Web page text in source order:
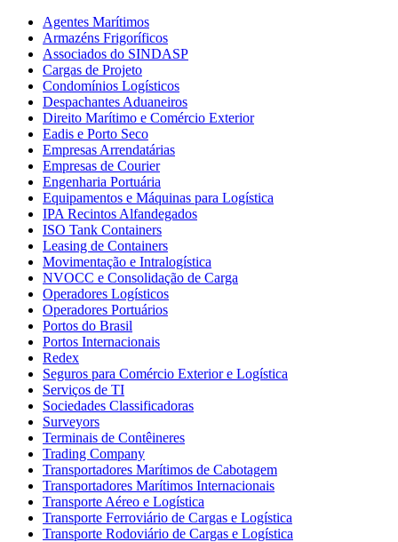
Agentes Marítimos
Armazéns Frigoríficos
Associados do SINDASP
Cargas de Projeto
Condomínios Logísticos
Despachantes Aduaneiros
Direito Marítimo e Comércio Exterior
Eadis e Porto Seco
Empresas Arrendatárias
Empresas de Courier
Engenharia Portuária
Equipamentos e Máquinas para Logística
IPA Recintos Alfandegados
ISO Tank Containers
Leasing de Containers
Movimentação e Intralogística
NVOCC e Consolidação de Carga
Operadores Logísticos
Operadores Portuários
Portos do Brasil
Portos Internacionais
Redex
Seguros para Comércio Exterior e Logística
Serviços de TI
Sociedades Classificadoras
Surveyors
Terminais de Contêineres
Trading Company
Transportadores Marítimos de Cabotagem
Transportadores Marítimos Internacionais
Transporte Aéreo e Logística
Transporte Ferroviário de Cargas e Logística
Transporte Rodoviário de Cargas e Logística